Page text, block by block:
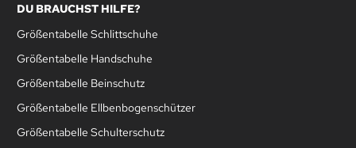
DU BRAUCHST HILFE?
Größentabelle Schlittschuhe
Größentabelle Handschuhe
Größentabelle Beinschutz
Größentabelle Ellbenbogenschützer
Größentabelle Schulterschutz